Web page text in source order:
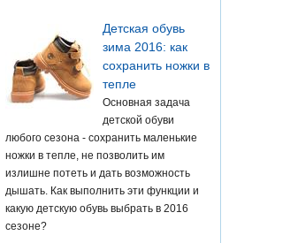
Детская обувь
зима 2016: как
сохранить ножки в
тепле
Основная задача
детской обуви
любого сезона - сохранить маленькие
ножки в тепле, не позволить им
излишне потеть и дать возможность
дышать. Как выполнить эти функции и
какую детскую обувь выбрать в 2016
сезоне?